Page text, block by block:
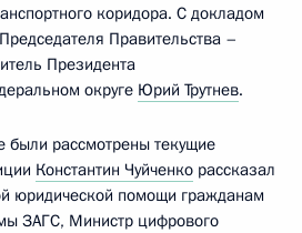
коридора. С докладом
Правительства –
Президента
округе Юрий Трутнев.
были рассмотрены текущие
Константин Чуйченко рассказал
юридической помощи гражданам
ЗАГС, Министр цифрового